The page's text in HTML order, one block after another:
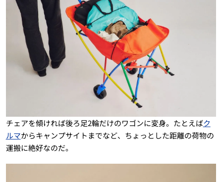
チェアを傾ければ後ろ足2輪だけのワゴンに変身。たとえばク
ルマからキャンプサイトまでなど、ちょっとした距離の荷物の
運搬に絶好なのだ。